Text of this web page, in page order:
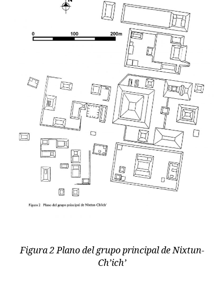
Figura 2 Plano del grupo principal de Nixtun-
Ch’ich’